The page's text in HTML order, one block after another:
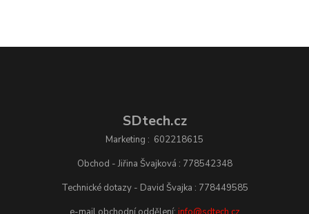
SDtech.cz
Marketing : 602218615
Obchod - Jiřina Švajková : 778542348
Technické dotazy - David Švajka : 778449585